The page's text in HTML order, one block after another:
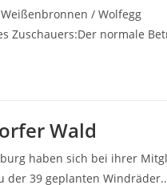
/ Wolfegg
Zuschauers:Der normale
Wald
haben sich bei ihrer
39 geplanten